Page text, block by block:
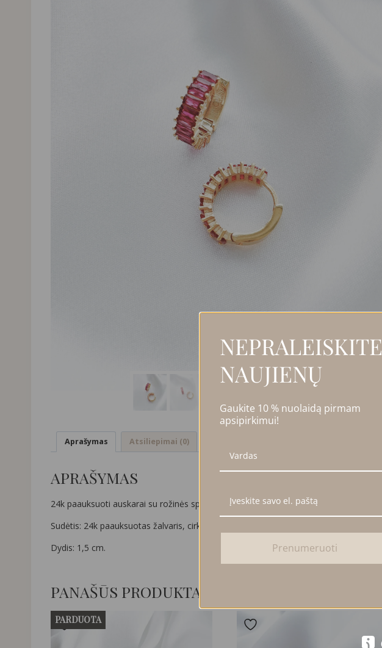
Aprašymas Atsiliepimai (0)
APRAŠYMAS
24k paauksuoti auskarai su rožinės spalvos cirkonio akutėmis.
Sudėtis: 24k paauksuotas žalvaris, cirkonis.
Dydis: 1,5 cm.
PANAŠŪS PRODUKTAI
PARDUOTA
NEPRALEISKITE
NAUJIENŲ
Gaukite 10 % nuolaidą pirmam
apsipirkimui!
Prenumeruoti